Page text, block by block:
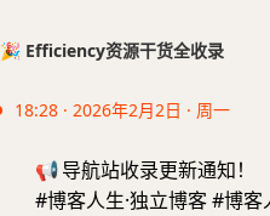
🎉 Efficiency资源干货全收录
18:28 · 2026年2月2日 · 周一
📢导航站收录更新通知！
#博客人生·独立博客 #博客